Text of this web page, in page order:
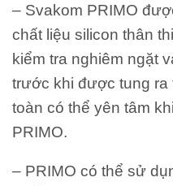
– Svakom PRIMO
chất liệu silicon thân
kiểm tra nghiêm ngặt
trước khi được tung ra
toàn có thể yên tâm
PRIMO.
– PRIMO có thể sử